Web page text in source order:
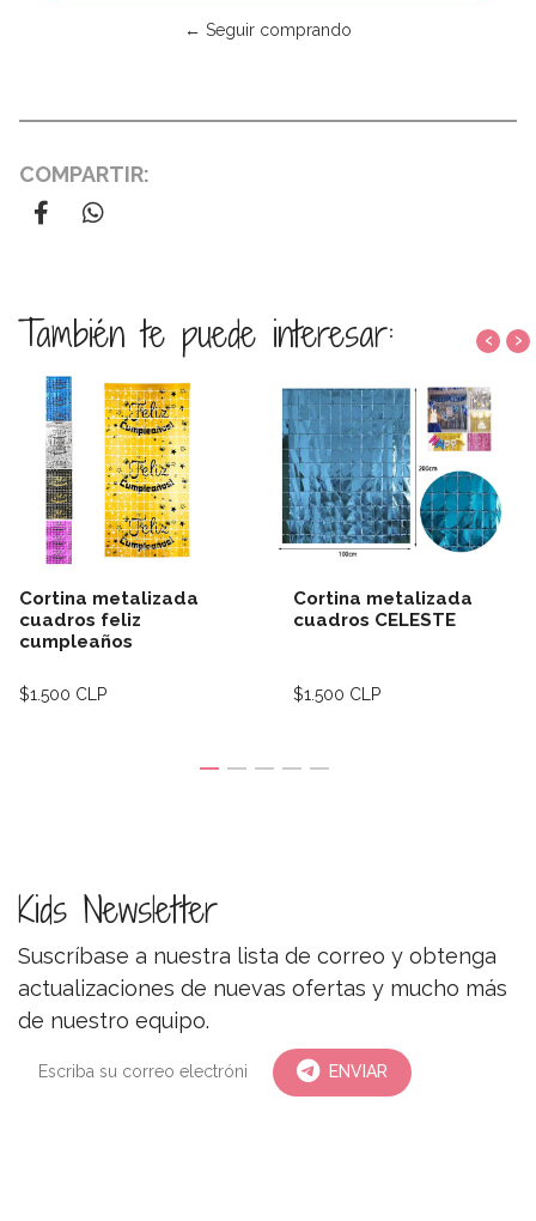
← Seguir comprando
COMPARTIR:
También te puede interesar:
Cortina metalizada
cuadros feliz
cumpleaños
$1.500 CLP
Cortina metalizada
cuadros CELESTE
$1.500 CLP
‹ ›
Kids Newsletter
Suscríbase a nuestra lista de correo y obtenga
actualizaciones de nuevas ofertas y mucho más
de nuestro equipo.
ENVIAR